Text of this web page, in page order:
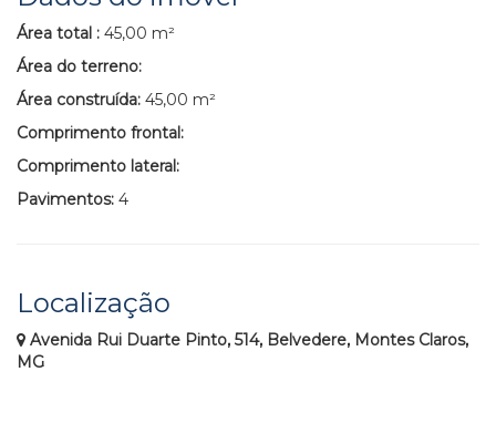
Área total : 45,00 m²
Área do terreno:
Área construída: 45,00 m²
Comprimento frontal:
Comprimento lateral:
Pavimentos: 4
Localização
Avenida Rui Duarte Pinto, 514, Belvedere, Montes Claros,
MG